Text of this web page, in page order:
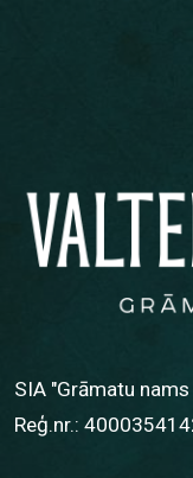
SIA "Grāmatu nams
Reģ.nr.: